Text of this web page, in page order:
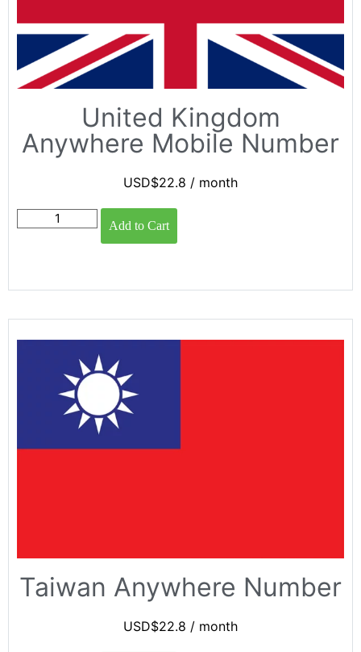
United Kingdom
Anywhere Mobile Number
USD$22.8 / month
Add to Cart
Taiwan Anywhere Number
USD$22.8 / month